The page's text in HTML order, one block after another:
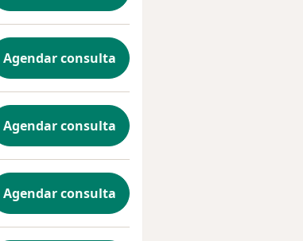
Agendar consulta
Agendar consulta
Agendar consulta